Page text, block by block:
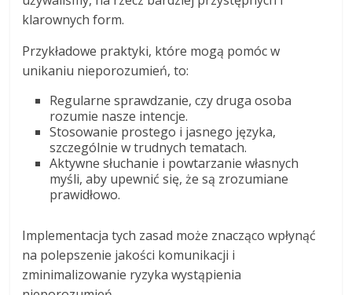
klarownych form.
Przykładowe praktyki, które mogą pomóc w
unikaniu nieporozumień, to:
Regularne sprawdzanie, czy druga osoba
rozumie nasze intencje.
Stosowanie prostego i jasnego języka,
szczególnie w trudnych tematach.
Aktywne słuchanie i powtarzanie własnych
myśli, aby upewnić się, że są zrozumiane
prawidłowo.
Implementacja tych zasad może znacząco wpłynąć
na polepszenie jakości komunikacji i
zminimalizowanie ryzyka wystąpienia